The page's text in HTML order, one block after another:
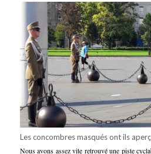
Les concombres masqués ont ils
Nous avons assez vite retrouvé une piste